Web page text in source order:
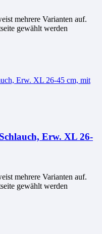
mehrere Varianten auf.
gewählt werden
Erw. XL 26-
mehrere Varianten auf.
gewählt werden